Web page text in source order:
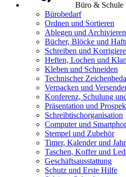
Büro & Schule
Bürobedarf
Ordnen und Sortieren
Ablegen und Archivieren
Bücher, Blöcke und
Schreiben und
Heften, Lochen und
Kleben und Schneiden
Technischer
Verpacken und
Konferenz, Schulung
Präsentation und
Schreibtischorganisation
Computer und
Stempel und Zubehör
Timer, Kalender und
Taschen, Koffer und
Geschäftsausstattung
Schutz und Erste Hilfe